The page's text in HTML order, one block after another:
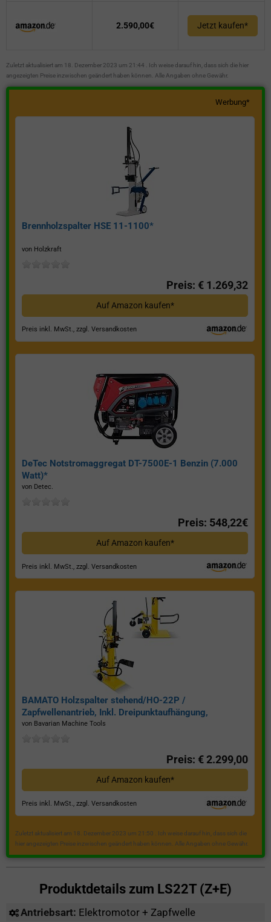
2.590,00€ Jetzt kaufen*
Zuletzt aktualisiert am 18. Dezember 2023 um 21:44 . Ich weise darauf hin, dass sich die hier
angezeigten Preise inzwischen geändert haben können. Alle Angaben ohne Gewähr.
Werbung*
Brennholzspalter HSE 11-1100*
von Holzkraft
Preis: € 1.269,32
Auf Amazon kaufen*
Preis inkl. MwSt., zzgl. Versandkosten
DeTec Notstromaggregat DT-7500E-1 Benzin (7.000
Watt)*
von Detec.
Preis: 548,22€
Auf Amazon kaufen*
Preis inkl. MwSt., zzgl. Versandkosten
BAMATO Holzspalter stehend/HO-22P /
Zapfwellenantrieb, Inkl. Dreipunktaufhängung,
Spaltkraft 22 Tonnen*
von Bavarian Machine Tools
Preis: € 2.299,00
Auf Amazon kaufen*
Preis inkl. MwSt., zzgl. Versandkosten
Zuletzt aktualisiert am 18. Dezember 2023 um 21:50 . Ich weise darauf hin, dass sich die
hier angezeigten Preise inzwischen geändert haben können. Alle Angaben ohne Gewähr.
Produktdetails zum LS22T (Z+E)
Antriebsart: Elektromotor + Zapfwelle